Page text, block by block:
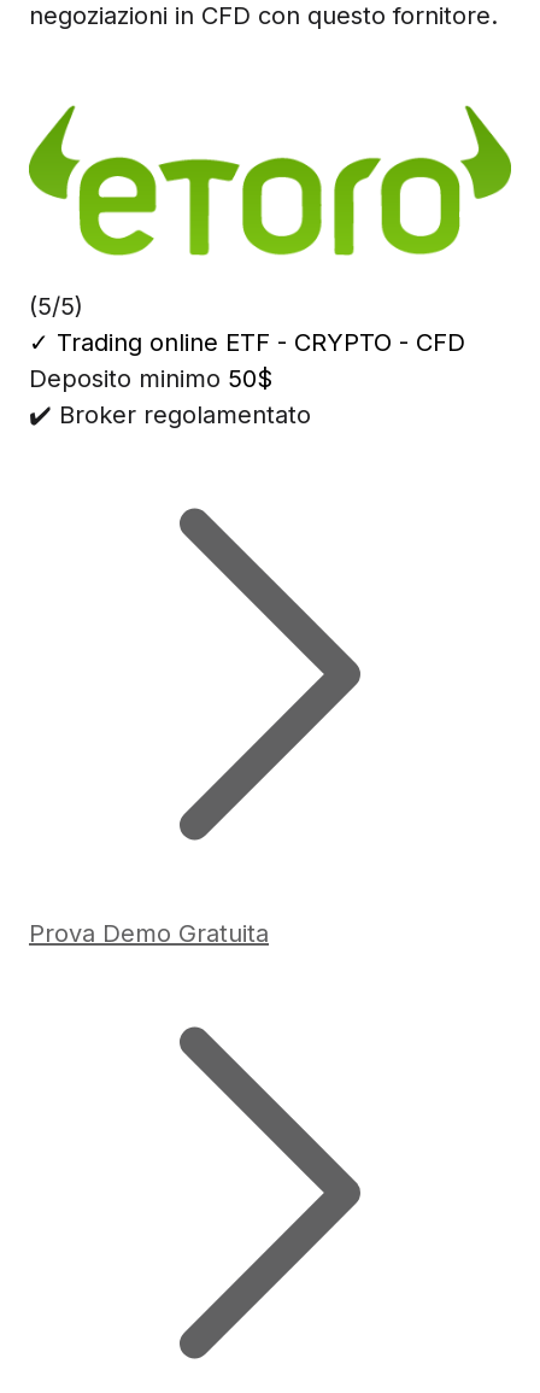
negoziazioni in CFD con questo fornitore.
(5/5)
✓ Trading online ETF - CRYPTO - CFD
Deposito minimo 50$
✔️ Broker regolamentato
Prova Demo Gratuita